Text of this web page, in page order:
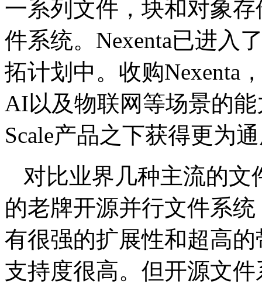
一系列文件，块和对象
件系统。Nexenta已进入
拓计划中。收购Nexenta
AI以及物联网等场景的能
Scale产品之下获得更为
对比业界几种主流的文
的老牌开源并行文件系
有很强的扩展性和超高
支持度很高。但开源文